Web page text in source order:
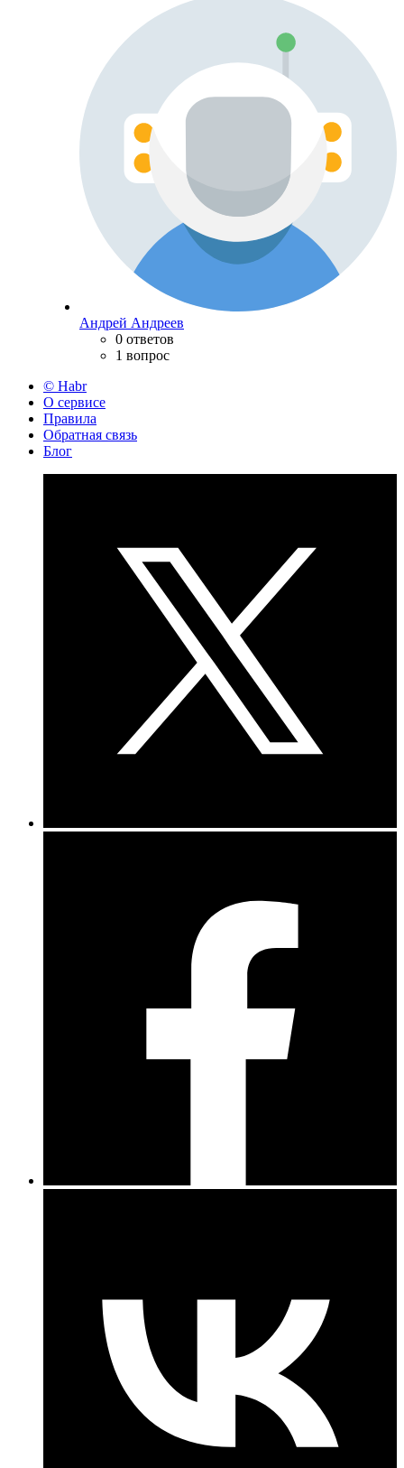
Андрей Андреев
0 ответов
1 вопрос
© Habr
О сервисе
Правила
Обратная связь
Блог